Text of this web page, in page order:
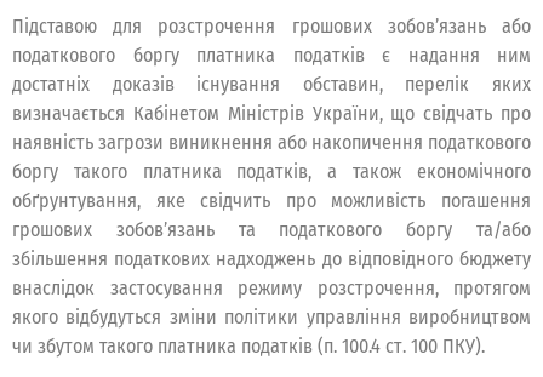
Підставою для розстрочення грошових зобов’язань або
податкового боргу платника податків є надання ним
достатніх доказів існування обставин, перелік яких
визначається Кабінетом Міністрів України, що свідчать про
наявність загрози виникнення або накопичення податкового
боргу такого платника податків, а також економічного
обґрунтування, яке свідчить про можливість погашення
грошових зобов’язань та податкового боргу та/або
збільшення податкових надходжень до відповідного бюджету
внаслідок застосування режиму розстрочення, протягом
якого відбудуться зміни політики управління виробництвом
чи збутом такого платника податків (п. 100.4 ст. 100 ПКУ).